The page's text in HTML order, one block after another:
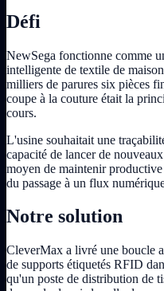
Défi
NewSega fonctionne comme
intelligente de textile de
milliers de parures six pièces
coupe à la couture était la
cours.
L'usine souhaitait une
capacité de lancer de
moyen de maintenir
du passage à un flux
Notre solution
CleverMax a livré une boucle
de supports étiquetés RFID
qu'un poste de distribution de